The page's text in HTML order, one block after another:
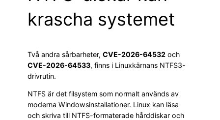
krascha systemet
Två andra sårbarheter, CVE-2026-64532 och
CVE-2026-64533, finns i Linuxkärnans NTFS3-
drivrutin.
NTFS är det filsystem som normalt används av
moderna Windowsinstallationer. Linux kan läsa
och skriva till NTFS-formaterade hårddiskar och